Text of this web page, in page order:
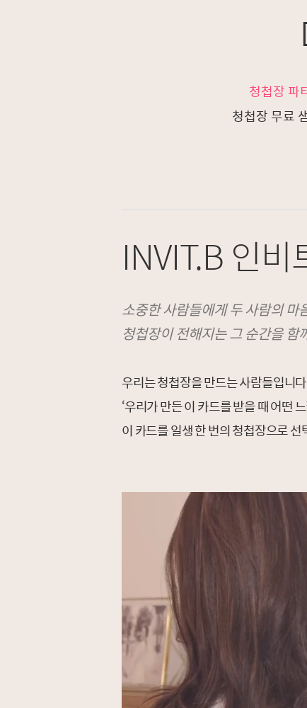
청첩장 파
청첩장 무료
INVIT.B 인비
소중한 사람들에게 두 사람의
청첩장이 전해지는 그 순간을 함
우리는 청첩장을 만드는 사람들입니
‘우리가 만든 이 카드를 받을 때 어떤
이 카드를 일생 한 번의 청첩장으로